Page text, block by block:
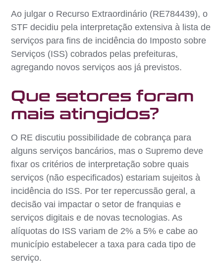
Ao julgar o Recurso Extraordinário (RE784439), o
STF decidiu pela interpretação extensiva à lista de
serviços para fins de incidência do Imposto sobre
Serviços (ISS) cobrados pelas prefeituras,
agregando novos serviços aos já previstos.
Que setores foram
mais atingidos?
O RE discutiu possibilidade de cobrança para
alguns serviços bancários, mas o Supremo deve
fixar os critérios de interpretação sobre quais
serviços (não especificados) estariam sujeitos à
incidência do ISS. Por ter repercussão geral, a
decisão vai impactar o setor de franquias e
serviços digitais e de novas tecnologias. As
alíquotas do ISS variam de 2% a 5% e cabe ao
município estabelecer a taxa para cada tipo de
serviço.